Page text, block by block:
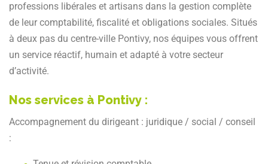
professions libérales et artisans dans la gestion complète
de leur comptabilité, fiscalité et obligations sociales. Situés
à deux pas du centre-ville Pontivy, nos équipes vous offrent
un service réactif, humain et adapté à votre secteur
d’activité.
Nos services à Pontivy :
Accompagnement du dirigeant : juridique / social / conseil
: